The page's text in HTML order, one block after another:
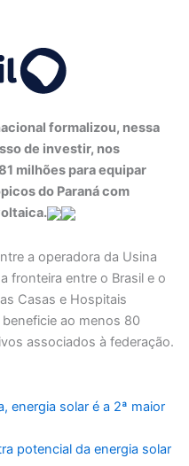
formalizou, nessa
de investir, nos
milhões para equipar
do Paraná com
a operadora da Usina
fronteira entre o Brasil e o
Casas e Hospitais
ao menos 80
associados à federação.
energia solar é a 2ª maior
potencial da energia solar